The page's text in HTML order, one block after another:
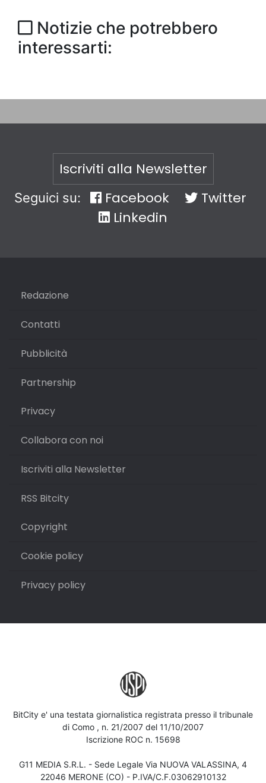
Notizie che potrebbero
interessarti:
Iscriviti alla Newsletter
Seguici su: Facebook
Twitter
Linkedin
Redazione
Contatti
Pubblicità
Partnership
Privacy
Collabora con noi
Iscriviti alla Newsletter
RSS Bitcity
Copyright
Cookie policy
Privacy policy
BitCity e' una testata giornalistica registrata presso il tribunale
di Como , n. 21/2007 del 11/10/2007
Iscrizione ROC n. 15698
G11 MEDIA S.R.L. - Sede Legale Via NUOVA VALASSINA, 4
22046 MERONE (CO) - P.IVA/C.F.03062910132